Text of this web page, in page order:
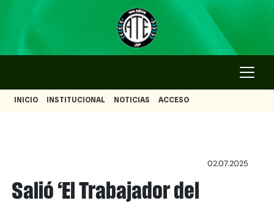
INICIO INSTITUCIONAL NOTICIAS ACCESO
02.07.2025
Salió ‘El Trabajador del